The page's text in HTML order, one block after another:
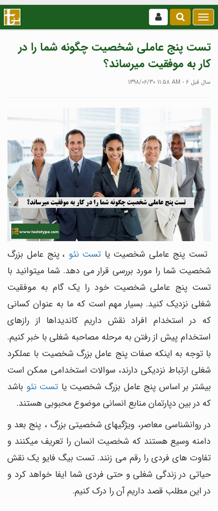
بازکردن
/
منو
تست پنج عاملی شخصیت چگونه شما را در
کار به موفقیت میرساند؟
1398/06/30 11:58 AM - 6 سال قبل
تست پنج عاملی شخصیت یا تست نئو ، پنج عامل بزرگ
شخصیت شما را مورد بررسی قرار می دهد. شما میتوانید با
تست پنج عاملی شخصیت خود را یک گام به موفقیت
شغلی نزدیک کنید. بسیار مهم است که ما به عنوان کسانی
که در استخدام افراد نقش داریم کاندیداها از رازهای
استخدام پیش از رفتن به مرحله مصاحبه شغلی با خبر کنیم.
با توجه به اینکه صفات پنج عامل بزرگ شخصیت با عملکرد
شغلی ارتباط نزدیکی دارند، سوالات استخدامی ممکن است
بیشتر بر اساس پنج عامل بزرگ شخصیت یا تست نئو باشد
که در بین دپارتمان منابع انسانی موضوع محبوبی هستند.
در روانشناسی معاصر، ویژگیهای شخصیتی بزرگ ، پنج بعد و
دامنه وسیع هستند که شخصیت انسان را تعریف میکنند و
تفاوت های فردی را رقم می زنند. تست بیگ فایو یک نقش
حیاتی در زندگی شغلی و حتی فردی شما ایفا خواهد کرد و
در این مطلب قصد داریم آن‎ را درک کنیم.